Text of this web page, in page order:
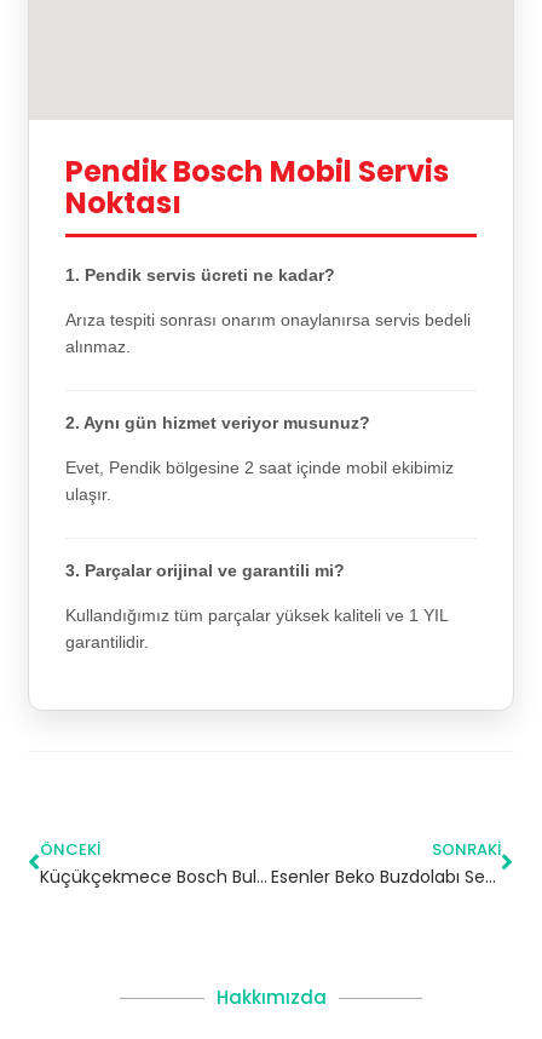
Pendik Bosch Mobil Servis
Noktası
1. Pendik servis ücreti ne kadar?
Arıza tespiti sonrası onarım onaylanırsa servis bedeli
alınmaz.
2. Aynı gün hizmet veriyor musunuz?
Evet, Pendik bölgesine 2 saat içinde mobil ekibimiz
ulaşır.
3. Parçalar orijinal ve garantili mi?
Kullandığımız tüm parçalar yüksek kaliteli ve 1 YIL
garantilidir.
ÖNCEKI
Küçükçekmece Bosch Bulaşık Makinesi Servisi
SONRAKI
Esenler Beko Buzdolabı Servisi
Hakkımızda